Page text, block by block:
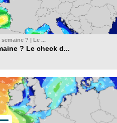
? | Le ...
? Le check d...